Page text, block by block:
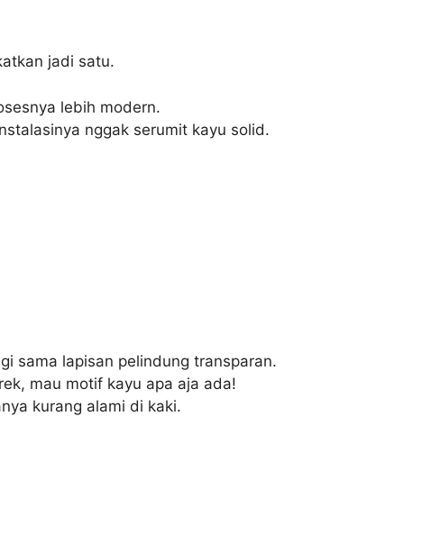
jadi satu.
lebih modern.
nggak serumit kayu solid.
sama lapisan pelindung transparan.
mau motif kayu apa aja ada!
kurang alami di kaki.